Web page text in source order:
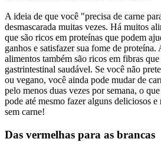
A ideia de que você "precisa de carne
desmascarada muitas vezes. Há muitos
que são ricos em proteínas que podem
ganhos e satisfazer sua fome de proteína.
alimentos também são ricos em fibras
gastrintestinal saudável. Se você não
ou vegano, você ainda pode mudar de
pelo menos duas vezes por semana, o
pode até mesmo fazer alguns deliciosos
sem carne!
Das vermelhas para as brancas